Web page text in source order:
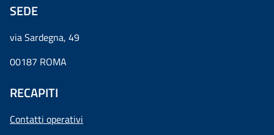
SEDE
via Sardegna, 49
00187 ROMA
RECAPITI
Contatti operativi